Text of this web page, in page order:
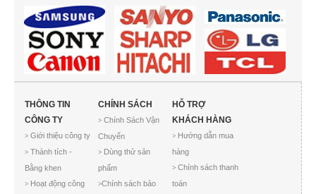
THÔNG TIN
CÔNG TY
> Giới thiệu công ty
> Thành tích -
Bằng khen
> Hoạt động công
CHÍNH SÁCH
> Chính Sách Vận
Chuyển
> Dùng thử sản
phẩm
>Chính sách bảo
HỖ TRỢ
KHÁCH HÀNG
>Hướng dẫn mua
hàng
>Chính sách thanh
toán